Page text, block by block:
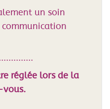
un soin
réglée lors de la
vous.